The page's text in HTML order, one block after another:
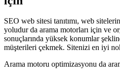
SEO web sitesi tanıtımı, web
yoludur da arama motorları için ve
sonuçlarında yüksek konumlar
müşterileri çekmek. Sitenizi en iyi
Arama motoru optimizasyonu da